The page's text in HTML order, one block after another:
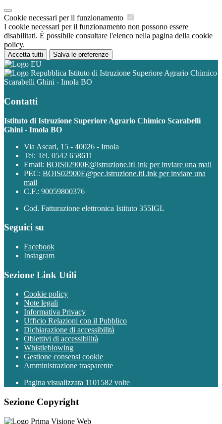
Cookie necessari per il funzionamento
I cookie necessari per il funzionamento non possono essere
disabilitati. È possibile consultare l'elenco nella pagina della cookie
policy.
Accetta tutti Salva le preferenze
Istituto di Istruzione Superiore Agrario Chimico
Scarabelli Ghini - Imola BO
Contatti
Istituto di Istruzione Superiore Agrario Chimico Scarabelli
Ghini - Imola BO
Via Ascari, 15 - 40026 - Imola
Tel: Tel. 0542 658611
Email: BOIS02900E@istruzione.itLink per inviare una mail
PEC: BOIS02900E@pec.istruzione.itLink per inviare una
mail
C.F.: 90059800376
Cod. Fatturazione elettronica Istituto 355IGL
Seguici su
Facebook
Instagram
Sezione Link Utili
Cookie policy
Note legali
Informativa Privacy
Ufficio Relazioni con il Pubblico
Dichiarazione di accessibilità
Obiettivi di accessibilità
Whistleblowing
Gestione consensi cookie
Amministrazione trasparente
Pagina visualizzata 1101582 volte
Sezione Copyright